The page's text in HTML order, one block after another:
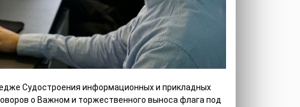
Судостроения информационных и прикладных
о Важном и торжественного выноса флага под